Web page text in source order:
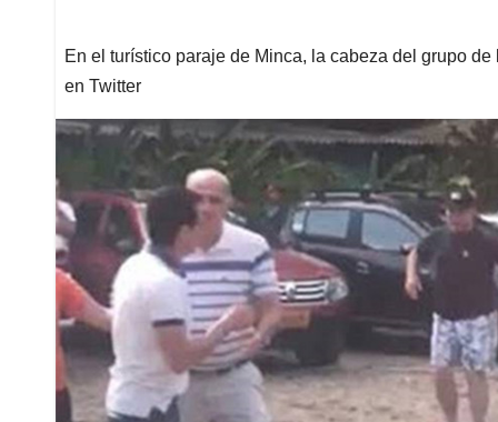
En el turístico paraje de Minca, la cabeza del grupo
en Twitter